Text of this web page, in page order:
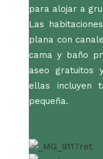
para alojar a
Las
plana con
cama y baño
aseo gratuitos
ellas incluyen
pequeña.